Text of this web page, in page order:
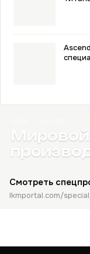
Мировой
Смотреть
lkmportal.com/